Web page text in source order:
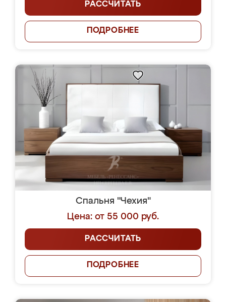
РАССЧИТАТЬ
ПОДРОБНЕЕ
Спальня "Чехия"
Цена: от 55 000 руб.
РАССЧИТАТЬ
ПОДРОБНЕЕ